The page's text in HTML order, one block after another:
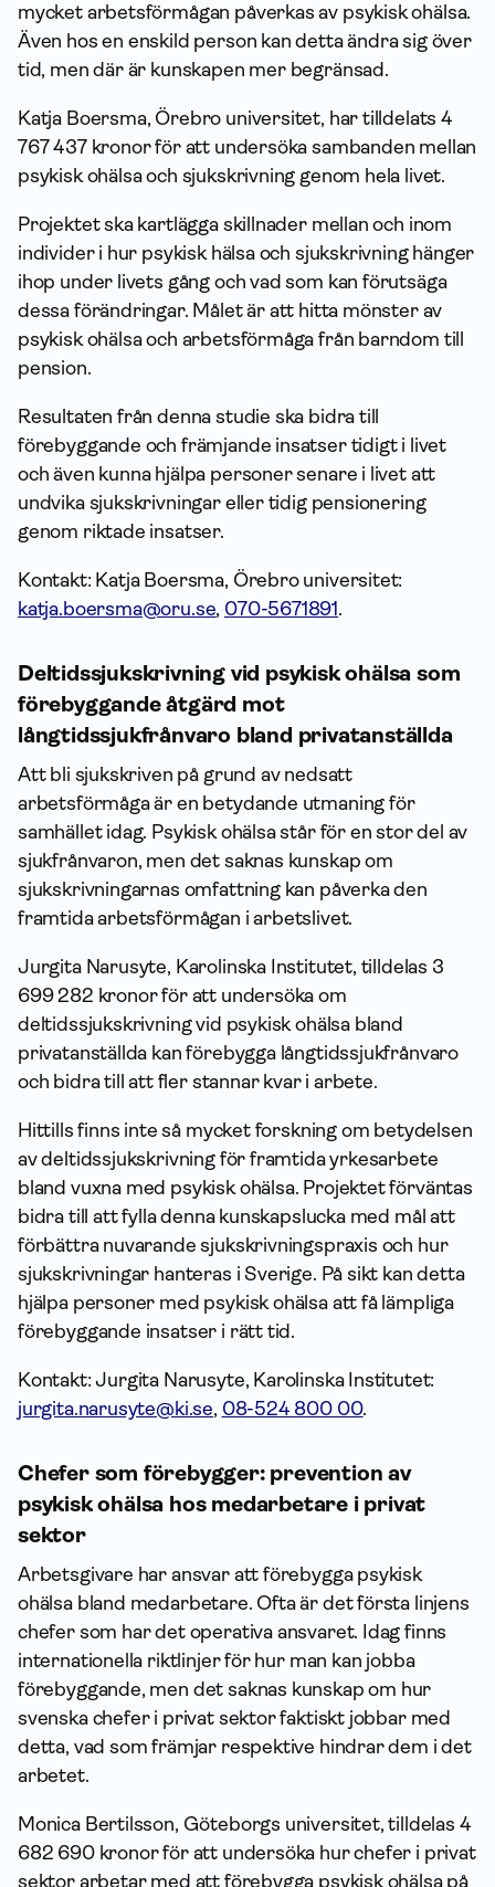
mycket arbetsförmågan påverkas av psykisk ohälsa.
Även hos en enskild person kan detta ändra sig över
tid, men där är kunskapen mer begränsad.
Katja Boersma, Örebro universitet, har tilldelats 4
767 437 kronor för att undersöka sambanden mellan
psykisk ohälsa och sjukskrivning genom hela livet.
Projektet ska kartlägga skillnader mellan och inom
individer i hur psykisk hälsa och sjukskrivning hänger
ihop under livets gång och vad som kan förutsäga
dessa förändringar. Målet är att hitta mönster av
psykisk ohälsa och arbetsförmåga från barndom till
pension.
Resultaten från denna studie ska bidra till
förebyggande och främjande insatser tidigt i livet
och även kunna hjälpa personer senare i livet att
undvika sjukskrivningar eller tidig pensionering
genom riktade insatser.
Kontakt: Katja Boersma, Örebro universitet:
katja.boersma@oru.se, 070-5671891 .
Deltidssjukskrivning vid psykisk ohälsa som
förebyggande åtgärd mot
långtidssjukfrånvaro bland privatanställda
Att bli sjukskriven på grund av nedsatt
arbetsförmåga är en betydande utmaning för
samhället idag. Psykisk ohälsa står för en stor del av
sjukfrånvaron, men det saknas kunskap om
sjukskrivningarnas omfattning kan påverka den
framtida arbetsförmågan i arbetslivet.
Jurgita Narusyte, Karolinska Institutet, tilldelas 3
699 282 kronor för att undersöka om
deltidssjukskrivning vid psykisk ohälsa bland
privatanställda kan förebygga långtidssjukfrånvaro
och bidra till att fler stannar kvar i arbete.
Hittills finns inte så mycket forskning om betydelsen
av deltidssjukskrivning för framtida yrkesarbete
bland vuxna med psykisk ohälsa. Projektet förväntas
bidra till att fylla denna kunskapslucka med mål att
förbättra nuvarande sjukskrivningspraxis och hur
sjukskrivningar hanteras i Sverige. På sikt kan detta
hjälpa personer med psykisk ohälsa att få lämpliga
förebyggande insatser i rätt tid.
Kontakt: Jurgita Narusyte, Karolinska Institutet:
jurgita.narusyte@ki.se, 08-524 800 00.
Chefer som förebygger: prevention av
psykisk ohälsa hos medarbetare i privat
sektor
Arbetsgivare har ansvar att förebygga psykisk
ohälsa bland medarbetare. Ofta är det första linjens
chefer som har det operativa ansvaret. Idag finns
internationella riktlinjer för hur man kan jobba
förebyggande, men det saknas kunskap om hur
svenska chefer i privat sektor faktiskt jobbar med
detta, vad som främjar respektive hindrar dem i det
arbetet.
Monica Bertilsson, Göteborgs universitet, tilldelas 4
682 690 kronor för att undersöka hur chefer i privat
sektor arbetar med att förebygga psykisk ohälsa på